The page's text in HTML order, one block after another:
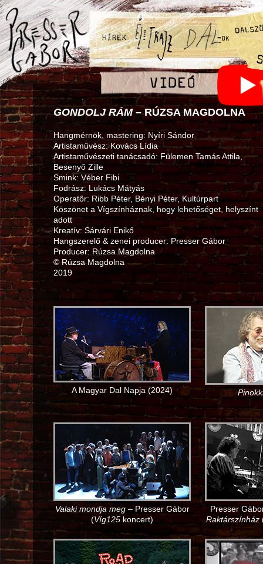
GONDOLJ RÁM– RÚZSA MAGDOLNA
Hangmérnök, mastering: Nyíri Sándor
Artistaművész: Kovács Lídia
Artistaművészeti tanácsadó: Fülemen Tamás Attila,
Besenyő Zille
Smink: Véber Fibi
Fodrász: Lukács Mátyás
Operatőr: Ribb Péter, Bényi Péter, Kultúrpart
Köszönet a Vígszínháznak, hogy lehetőséget, helyszínt
adott
Kreatív: Sárvári Enikő
Hangszerelő & zenei producer: Presser Gábor
Producer: Rúzsa Magdolna
© Rúzsa Magdolna
2019
A Magyar Dal Napja (2024)
Valaki mondja meg– Presser Gábor
(Víg125 koncert)
Presser
Raktárszínház